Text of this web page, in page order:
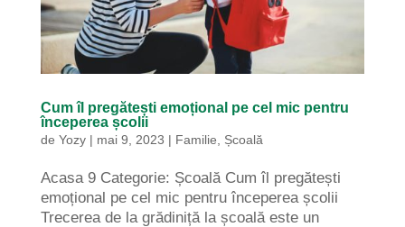
Cum îl pregătești emoțional pe cel mic pentru
începerea școlii
de Yozy| mai 9, 2023 | Familie Școală
Acasa 9 Categorie: Școală Cum îl pregătești
emoțional pe cel mic pentru începerea școlii
Trecerea de la grădiniță la școală este un